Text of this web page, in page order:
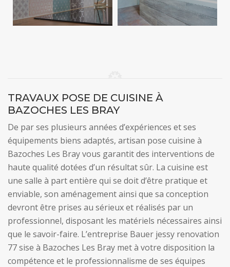
TRAVAUX POSE DE CUISINE À
BAZOCHES LES BRAY
De par ses plusieurs années d’expériences et ses
équipements biens adaptés, artisan pose cuisine à
Bazoches Les Bray vous garantit des interventions de
haute qualité dotées d’un résultat sûr. La cuisine est
une salle à part entière qui se doit d’être pratique et
enviable, son aménagement ainsi que sa conception
devront être prises au sérieux et réalisés par un
professionnel, disposant les matériels nécessaires ainsi
que le savoir-faire. L’entreprise Bauer jessy renovation
77 sise à Bazoches Les Bray met à votre disposition la
compétence et le professionnalisme de ses équipes